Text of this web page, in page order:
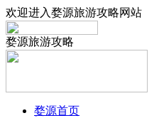
欢迎进入婺源旅游攻略网站
婺源旅游攻略
婺源首页